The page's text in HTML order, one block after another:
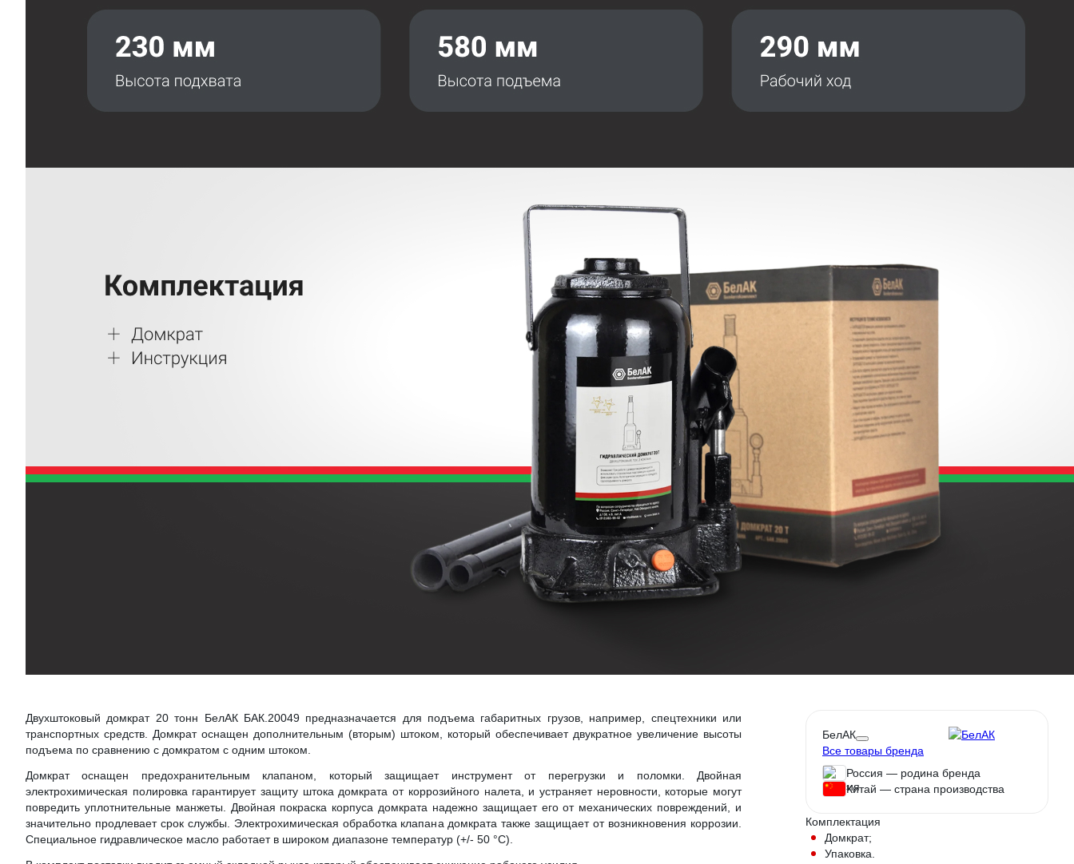
Двухштоковый домкрат 20 тонн БелАК БАК.20049 предназначается для подъема габаритных грузов, например, спецтехники или
транспортных средств. Домкрат оснащен дополнительным (вторым) штоком, который обеспечивает двукратное увеличение высоты
подъема по сравнению с домкратом с одним штоком.
Домкрат оснащен предохранительным клапаном, который защищает инструмент от перегрузки и поломки. Двойная
электрохимическая полировка гарантирует защиту штока домкрата от коррозийного налета, и устраняет неровности, которые могут
повредить уплотнительные манжеты. Двойная покраска корпуса домкрата надежно защищает его от механических повреждений, и
значительно продлевает срок службы. Электрохимическая обработка клапана домкрата также защищает от возникновения коррозии.
Специальное гидравлическое масло работает в широком диапазоне температур (+/- 50 °C).
БелАК
Все товары бренда
Россия — родина бренда
Китай — страна производства
Комплектация
Домкрат;
Упаковка.